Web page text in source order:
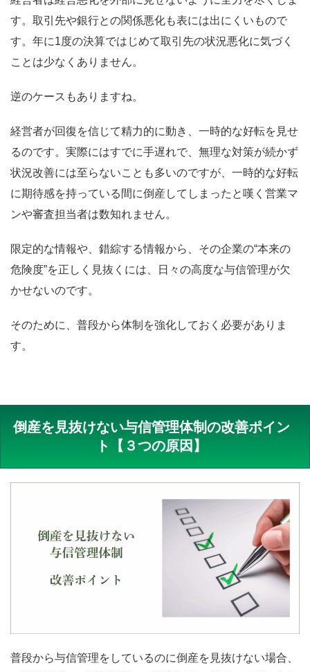
す。取引先や銀行との関係悪化も表には出にくいもので
す。年に1度の決算ではじめて取引先の状況悪化に気づく
ことは少なくありません。
逆のケースもありますね。
経営者が回復を信じて精力的に動き、一時的な好転を見せ
るのです。実際にはすでに手遅れで、無理な対策が続かず
状況改善には至らないことも多いのですが、一時的な好転
に期待感を持っている間に倒産してしまったと嘆く営業マ
ンや審査担当者は数知れません。
限定的な情報や、錯綜する情報から、その企業の“本来の
危険度”を正しく見抜くには、日々の高度な与信管理が欠
かせないのです。
そのために、普段から体制を強化しておく必要がありま
す。
倒産を見抜けない与信管理体制の改善ポイン
ト【３つの原因】
普段から与信管理をしているのに倒産を見抜けない場合、